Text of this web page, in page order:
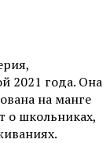
2021 года. Она
на манге
о школьниках,